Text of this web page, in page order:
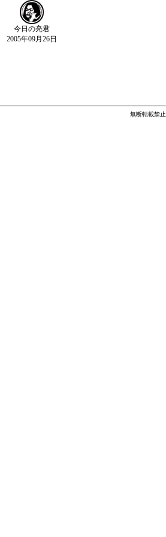
今日の亮君
2005年09月26日
無断転載禁止